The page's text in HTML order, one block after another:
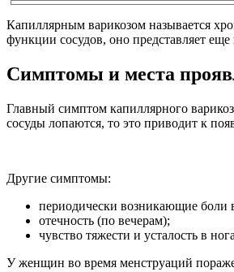
Капиллярным варикозом называется
функции сосудов, оно представляет
Симптомы и места
Главный симптом капиллярного
сосуды лопаются, то это приводит к
Другие симптомы:
периодически возникающие боли
отечность (по вечерам);
чувство тяжести и усталость в
У женщин во время менструаций